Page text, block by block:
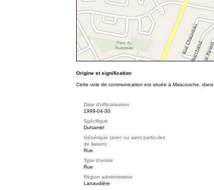
Origine et signification
Cette voie de communication est située à Mascouche,
Date d'officialisation
1999-04-30
Spécifique
Duhamel
Générique (avec ou sans particules
de liaison)
Rue
Type d'entité
Rue
Région administrative
Lanaudière